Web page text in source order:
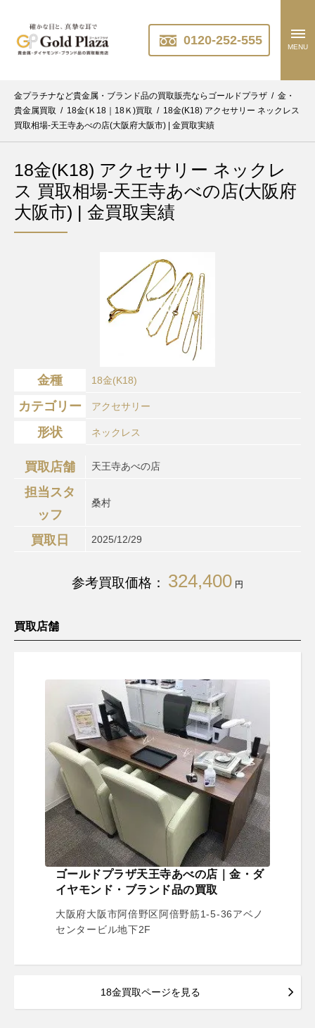
0120-252-555 MENU
金プラチナなど貴金属・ブランド品の買取販売ならゴールドプラザ / 金・
貴金属買取 / 18金(Ｋ18｜18Ｋ)買取 / 18金(K18) アクセサリー ネックレス
買取相場-天王寺あべの店(大阪府大阪市) | 金買取実績
18金(K18) アクセサリー ネックレ
ス 買取相場-天王寺あべの店(大阪府
大阪市) | 金買取実績
金種 18金(K18)
カテゴリー アクセサリー
形状 ネックレス
買取店舗 天王寺あべの店
担当スタ
ッフ
桑村
買取日 2025/12/29
参考買取価格： 324,400 円
買取店舗
ゴールドプラザ天王寺あべの店｜金・ダ
イヤモンド・ブランド品の買取
大阪府大阪市阿倍野区阿倍野筋1-5-36アベノ
センタービル地下2F
18金買取ページを見る